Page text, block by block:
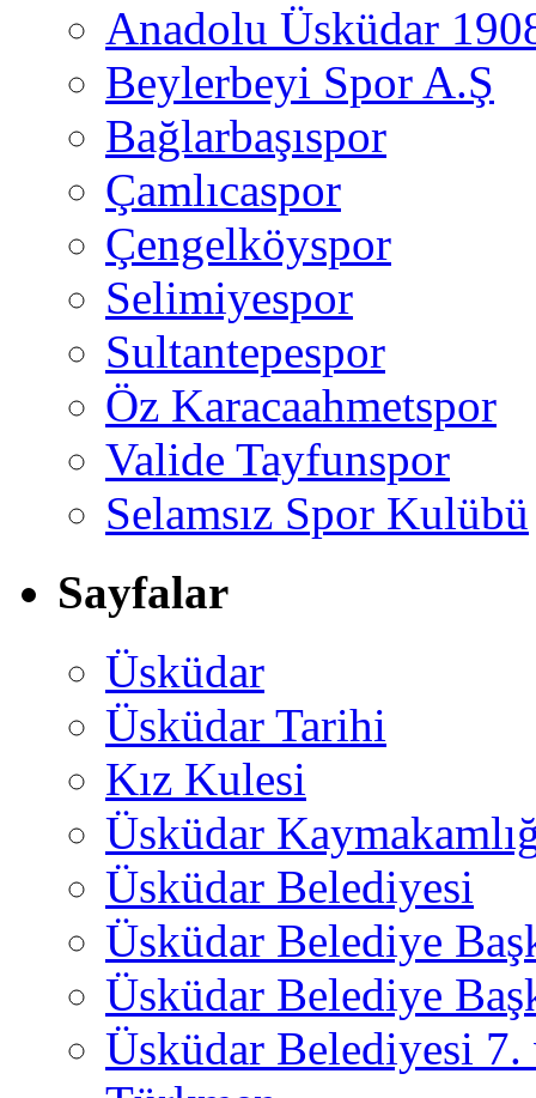
Anadolu Üsküdar
Beylerbeyi Spor A.Ş
Bağlarbaşıspor
Çamlıcaspor
Çengelköyspor
Selimiyespor
Sultantepespor
Öz Karacaahmetspor
Valide Tayfunspor
Selamsız Spor Kulübü
Sayfalar
Üsküdar
Üsküdar Tarihi
Kız Kulesi
Üsküdar
Üsküdar Belediyesi
Üsküdar Belediye
Üsküdar Belediye
Üsküdar Belediyesi